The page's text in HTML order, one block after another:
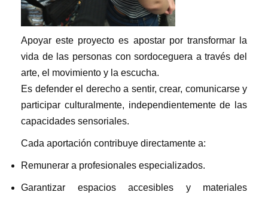
Apoyar este proyecto es apostar por transformar la
vida de las personas con sordoceguera a través del
arte, el movimiento y la escucha.
Es defender el derecho a sentir, crear, comunicarse y
participar culturalmente, independientemente de las
capacidades sensoriales.
Cada aportación contribuye directamente a:
Remunerar a profesionales especializados.
Garantizar espacios accesibles y materiales